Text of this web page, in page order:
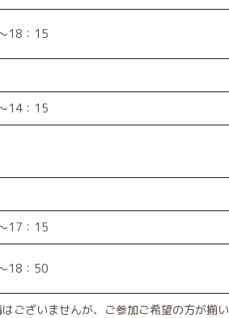
18：15
14：15
17：15
18：50
ございませんが、ご参加ご希望の方が揃い